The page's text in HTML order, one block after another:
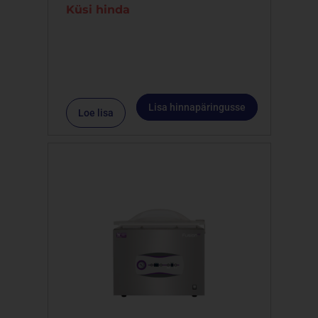
Küsi hinda
Loe lisa Lisa hinnapäringusse